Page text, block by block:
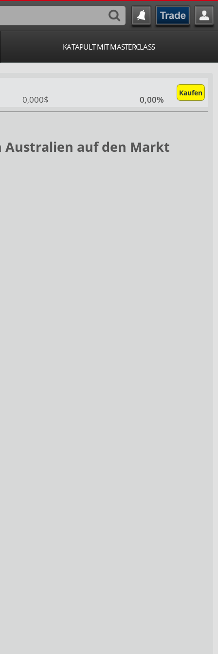
KATAPULT MIT MASTERCLASS
Kaufen
0,000$ 0,00%
Australien auf den Markt